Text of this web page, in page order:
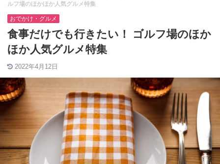
ルフ場のほかほか人気グルメ特集
おでかけ・グルメ
食事だけでも行きたい！ ゴルフ場のほか
ほか人気グルメ特集
2022年4月12日